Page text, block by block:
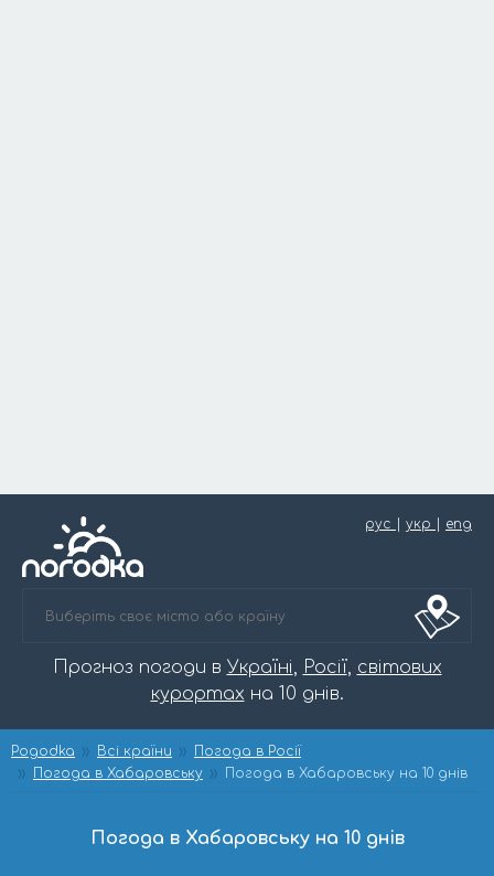
рус укр eng
Прогноз погоди в Україні, Росії, світових
курортах на 10 днів.
Pogodka Всі країни
Погода в Росії
Погода в Хабаровську
Погода в Хабаровську на 10 днів
Погода в Хабаровську на 10 днів